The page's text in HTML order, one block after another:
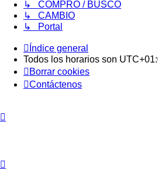
↳ COMPRO / BUSCO
↳ CAMBIO
↳ Portal
Índice general
Todos los horarios son
Borrar cookies
Contáctenos